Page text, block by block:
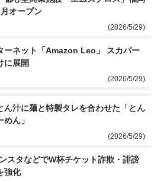
オープン
(2026/5/29)
ーネット「Amazon Leo」 スカパー
に展開
(2026/5/29)
ん汁に麺と特製タレを合わせた「とん
ん」
(2026/5/29)
スタなどでW杯チケット詐欺・誹謗
強化